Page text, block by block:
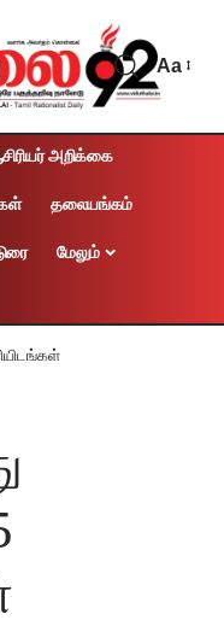
Aa
அறிக்கை
தலையங்கம்
மேலும்